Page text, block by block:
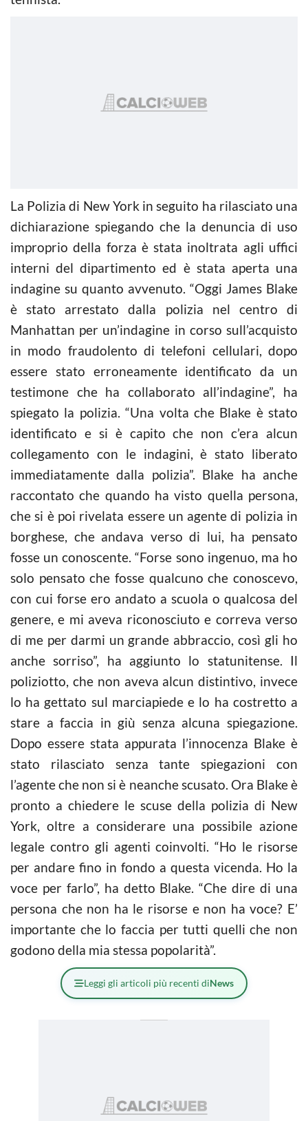
La Polizia di New York in seguito ha rilasciato una
dichiarazione spiegando che la denuncia di uso
improprio della forza è stata inoltrata agli uffici
interni del dipartimento ed è stata aperta una
indagine su quanto avvenuto. “Oggi James Blake
è stato arrestato dalla polizia nel centro di
Manhattan per un’indagine in corso sull’acquisto
in modo fraudolento di telefoni cellulari, dopo
essere stato erroneamente identificato da un
testimone che ha collaborato all’indagine”, ha
spiegato la polizia. “Una volta che Blake è stato
identificato e si è capito che non c’era alcun
collegamento con le indagini, è stato liberato
immediatamente dalla polizia”. Blake ha anche
raccontato che quando ha visto quella persona,
che si è poi rivelata essere un agente di polizia in
borghese, che andava verso di lui, ha pensato
fosse un conoscente. “Forse sono ingenuo, ma ho
solo pensato che fosse qualcuno che conoscevo,
con cui forse ero andato a scuola o qualcosa del
genere, e mi aveva riconosciuto e correva verso
di me per darmi un grande abbraccio, così gli ho
anche sorriso”, ha aggiunto lo statunitense. Il
poliziotto, che non aveva alcun distintivo, invece
lo ha gettato sul marciapiede e lo ha costretto a
stare a faccia in giù senza alcuna spiegazione.
Dopo essere stata appurata l’innocenza Blake è
stato rilasciato senza tante spiegazioni con
l’agente che non si è neanche scusato. Ora Blake è
pronto a chiedere le scuse della polizia di New
York, oltre a considerare una possibile azione
legale contro gli agenti coinvolti. “Ho le risorse
per andare fino in fondo a questa vicenda. Ho la
voce per farlo”, ha detto Blake. “Che dire di una
persona che non ha le risorse e non ha voce? E’
importante che lo faccia per tutti quelli che non
godono della mia stessa popolarità”.
Leggi gli articoli più recenti diNews